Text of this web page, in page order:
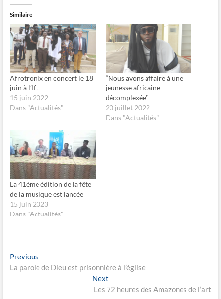
e
z
p
o
u
r
p
a
r
t
a
g
e
r
s
u
r
b
o
o
k
(
o
u
v
r
e
d
a
n
o
u
v
o
u
r
p
a
r
t
a
g
e
r
u
v
r
e
d
a
n
s
u
n
e
o
u
n
Similaire
Afrotronix en concert le 18
juin à l’Ift
15 juin 2022
Dans "Actualités"
“Nous avons affaire à une
jeunesse africaine
décomplexée”
20 juillet 2022
Dans "Actualités"
La 41ème édition de la fête
de la musique est lancée
15 juin 2023
Dans "Actualités"
Navigation
de
PreviousPrevious
post:
La parole de Dieu est prisonnière à l’église
Next
post:
Les 72 heures des Amazones de l’art